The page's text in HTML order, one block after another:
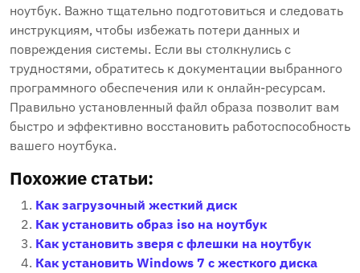
ноутбук. Важно тщательно подготовиться и следовать
инструкциям‚ чтобы избежать потери данных и
повреждения системы. Если вы столкнулись с
трудностями‚ обратитесь к документации выбранного
программного обеспечения или к онлайн-ресурсам.
Правильно установленный файл образа позволит вам
быстро и эффективно восстановить работоспособность
вашего ноутбука.
Похожие статьи:
Как загрузочный жесткий диск
Как установить образ iso на ноутбук
Как установить зверя с флешки на ноутбук
Как установить Windows 7 с жесткого диска